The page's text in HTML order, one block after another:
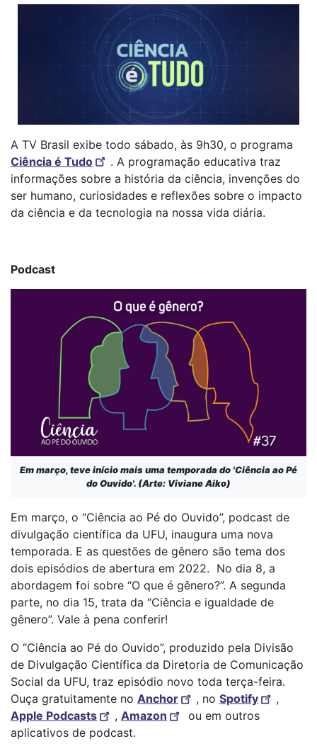
A TV Brasil exibe todo sábado, às 9h30, o programa
Ciência é Tudo
. A programação educativa traz
informações sobre a história da ciência, invenções do
ser humano, curiosidades e reflexões sobre o impacto
da ciência e da tecnologia na nossa vida diária.
Podcast
Em março, teve início mais uma temporada do 'Ciência ao Pé
do Ouvido'. (Arte: Viviane Aiko)
Em março, o “Ciência ao Pé do Ouvido”, podcast de
divulgação científica da UFU, inaugura uma nova
temporada. E as questões de gênero são tema dos
dois episódios de abertura em 2022. No dia 8, a
abordagem foi sobre “O que é gênero?”. A segunda
parte, no dia 15, trata da “Ciência e igualdade de
gênero”. Vale à pena conferir!
O “Ciência ao Pé do Ouvido”, produzido pela Divisão
de Divulgação Científica da Diretoria de Comunicação
Social da UFU, traz episódio novo toda terça-feira.
Ouça gratuitamente no Anchor , no Spotify
,
Apple Podcasts
, Amazon
ou em outros
aplicativos de podcast.